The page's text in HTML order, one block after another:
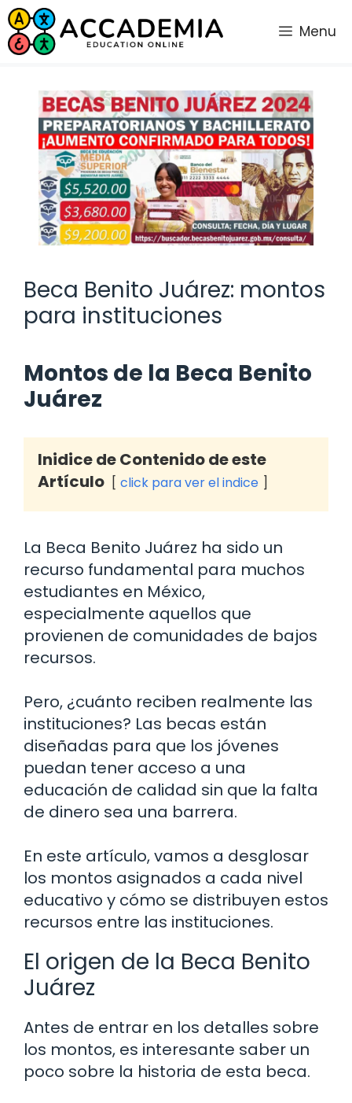
Saltar
al
contenido
Menu
Beca Benito Juárez: montos
para instituciones
Montos de la Beca Benito
Juárez
Inidice de Contenido de este
Artículo
click para ver el indice
La Beca Benito Juárez ha sido un
recurso fundamental para muchos
estudiantes en México,
especialmente aquellos que
provienen de comunidades de bajos
recursos.
Pero, ¿cuánto reciben realmente las
instituciones? Las becas están
diseñadas para que los jóvenes
puedan tener acceso a una
educación de calidad sin que la falta
de dinero sea una barrera.
En este artículo, vamos a desglosar
los montos asignados a cada nivel
educativo y cómo se distribuyen estos
recursos entre las instituciones.
El origen de la Beca Benito
Juárez
Antes de entrar en los detalles sobre
los montos, es interesante saber un
poco sobre la historia de esta beca.